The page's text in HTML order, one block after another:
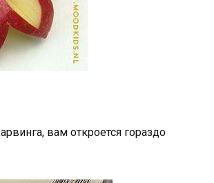
вам откроется гораздо